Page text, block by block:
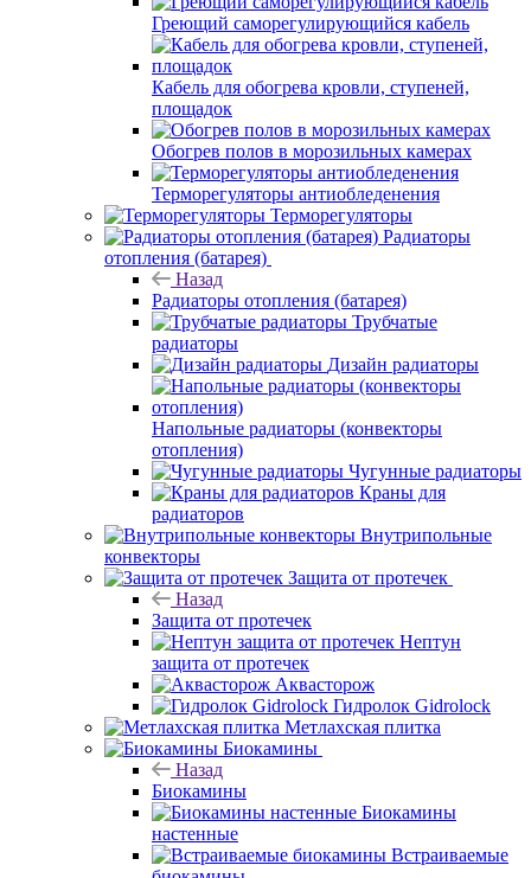
Греющий саморегулирующийся кабель
Кабель для обогрева кровли, ступеней,
площадок
Обогрев полов в морозильных камерах
Терморегуляторы антиобледенения
Терморегуляторы
Радиаторы
отопления (батарея)
Назад
Радиаторы отопления (батарея)
Трубчатые
радиаторы
Дизайн радиаторы
Напольные радиаторы (конвекторы
отопления)
Чугунные радиаторы
Краны для
радиаторов
Внутрипольные
конвекторы
Защита от протечек
Назад
Защита от протечек
Нептун
защита от протечек
Аквасторож
Гидролок Gidrolock
Метлахская плитка
Биокамины
Назад
Биокамины
Биокамины
настенные
Встраиваемые